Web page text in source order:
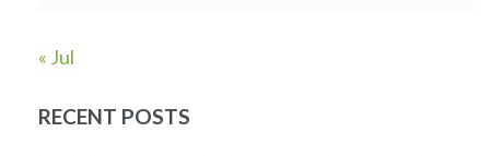
« Jul
RECENT POSTS